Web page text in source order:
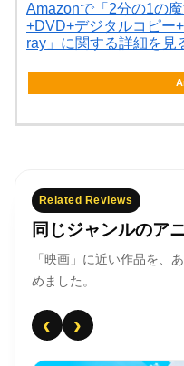
Amazonで「2分の1の
+DVD+デジタルコピー
ray」に関する詳細を見
Related Reviews
同じジャンルのア
「映画」に近い作品を、
めました。
‹ ›